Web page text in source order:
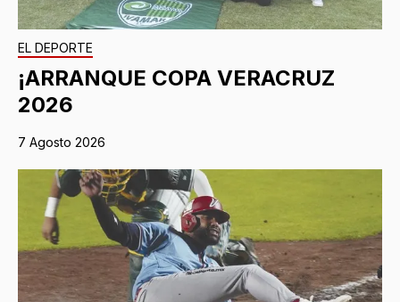
EL DEPORTE
¡ARRANQUE COPA VERACRUZ
2026
7 Agosto 2026